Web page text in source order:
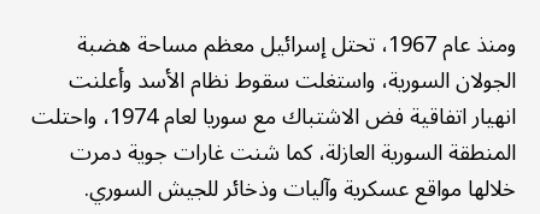
ومنذ عام 1967، تحتل إسرائيل معظم مساحة هضبة
الجولان السورية، واستغلت سقوط نظام الأسد وأعلنت
انهيار اتفاقية فض الاشتباك مع سوريا لعام 1974، واحتلت
المنطقة السورية العازلة، كما شنت غارات جوية دمرت
خلالها مواقع عسكرية وآليات وذخائر للجيش السوري.